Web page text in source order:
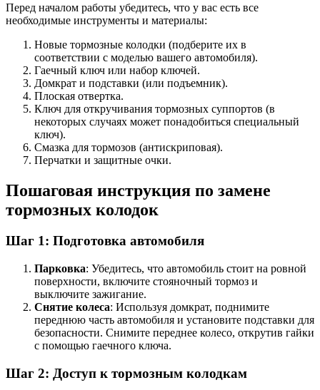
Перед началом работы убедитесь, что у вас есть все
необходимые инструменты и материалы:
Новые тормозные колодки (подберите их в
соответствии с моделью вашего автомобиля).
Гаечный ключ или набор ключей.
Домкрат и подставки (или подъемник).
Плоская отвертка.
Ключ для откручивания тормозных суппортов (в
некоторых случаях может понадобиться специальный
ключ).
Смазка для тормозов (антискриповая).
Перчатки и защитные очки.
Пошаговая инструкция по замене
тормозных колодок
Шаг 1: Подготовка автомобиля
Парковка: Убедитесь, что автомобиль стоит на ровной
поверхности, включите стояночный тормоз и
выключите зажигание.
Снятие колеса: Используя домкрат, поднимите
переднюю часть автомобиля и установите подставки для
безопасности. Снимите переднее колесо, открутив гайки
с помощью гаечного ключа.
Шаг 2: Доступ к тормозным колодкам